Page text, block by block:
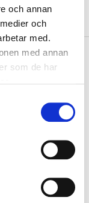
och annan
och
med.
med annan
som de har
more information
bought